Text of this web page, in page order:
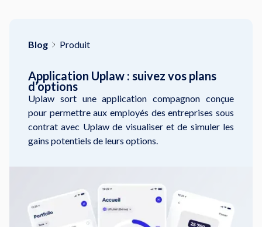
Blog Produit
Application Uplaw : suivez vos plans
d’options
Uplaw sort une application compagnon conçue
pour permettre aux employés des entreprises sous
contrat avec Uplaw de visualiser et de simuler les
gains potentiels de leurs options.